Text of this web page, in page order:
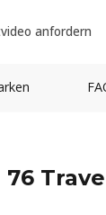
anfordern